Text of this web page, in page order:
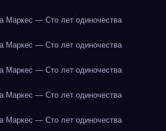
Маркес — Сто лет одиночества
Маркес — Сто лет одиночества
Маркес — Сто лет одиночества
Маркес — Сто лет одиночества
Маркес — Сто лет одиночества